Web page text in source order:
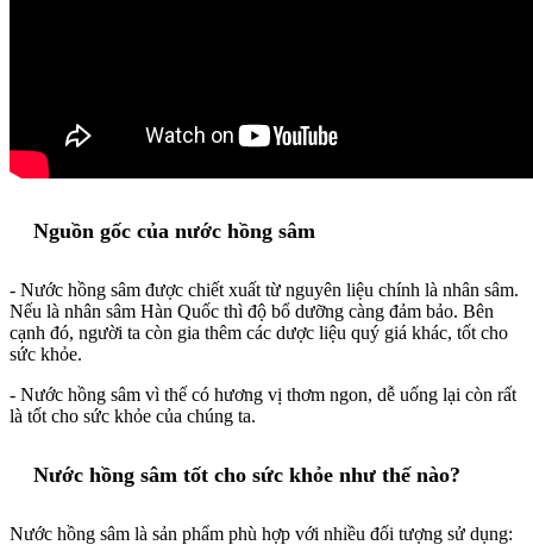
Nguồn gốc của nước hồng sâm
- Nước hồng sâm được chiết xuất từ nguyên liệu chính là nhân sâm.
Nếu là nhân sâm Hàn Quốc thì độ bổ dưỡng càng đảm bảo. Bên
cạnh đó, người ta còn gia thêm các dược liệu quý giá khác, tốt cho
sức khỏe.
- Nước hồng sâm vì thế có hương vị thơm ngon, dễ uống lại còn rất
là tốt cho sức khỏe của chúng ta.
Nước hồng sâm tốt cho sức khỏe như thế nào?
Nước hồng sâm là sản phẩm phù hợp với nhiều đối tượng sử dụng: